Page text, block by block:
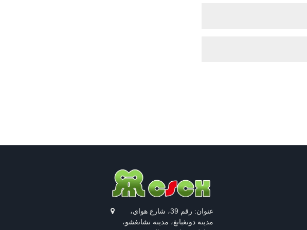
عنوان: رقم 39، شارع هواي،
مدينة دونغبانغ، مدينة تشانغشو،